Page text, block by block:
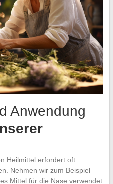
Anwendung
Heilmittel erfordert oft
Nehmen wir zum Beispiel
Mittel für die Nase verwendet